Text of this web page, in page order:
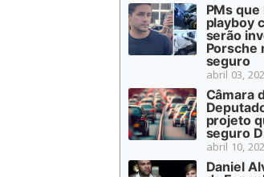
PMs
playboy
serão
Porsche
seguro
abril 03,
Câmara
projeto
seguro
abril 10,
Daniel